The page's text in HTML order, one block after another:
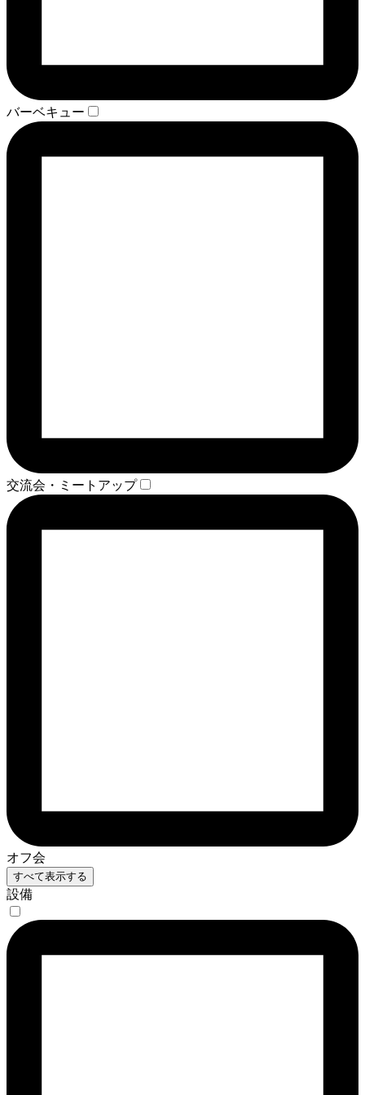
バーベキュー
交流会・ミートアップ
オフ会
すべて表示する
設備